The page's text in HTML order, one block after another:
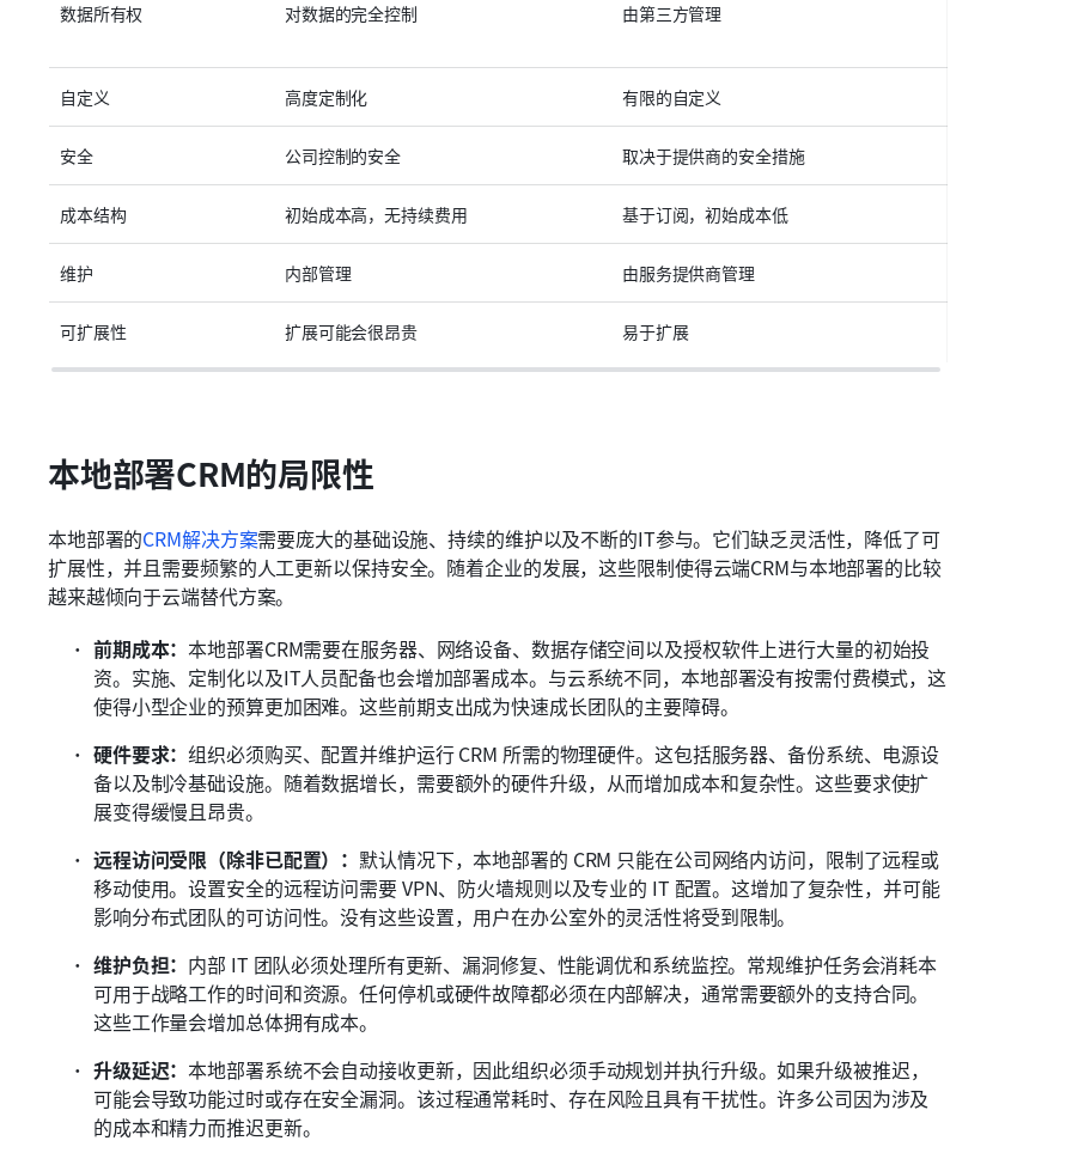
数据所有权 对数据的完全控制 由第三方管理
自定义 高度定制化 有限的自定义
安全 公司控制的安全 取决于提供商的安全措施
成本结构 初始成本高，无持续费用 基于订阅，初始成本低
维护 内部管理 由服务提供商管理
可扩展性 扩展可能会很昂贵 易于扩展
本地部署CRM的局限性
本地部署的CRM解决方案需要庞大的基础设施、持续的维护以及不断的IT参与。它们缺乏灵活性，降低了可
扩展性，并且需要频繁的人工更新以保持安全。随着企业的发展，这些限制使得云端CRM与本地部署的比较
越来越倾向于云端替代方案。
前期成本： 本地部署CRM需要在服务器、网络设备、数据存储空间以及授权软件上进行大量的初始投
资。实施、定制化以及IT人员配备也会增加部署成本。与云系统不同，本地部署没有按需付费模式，这
使得小型企业的预算更加困难。这些前期支出成为快速成长团队的主要障碍。
硬件要求： 组织必须购买、配置并维护运行 CRM 所需的物理硬件。这包括服务器、备份系统、电源设
备以及制冷基础设施。随着数据增长，需要额外的硬件升级，从而增加成本和复杂性。这些要求使扩
展变得缓慢且昂贵。
远程访问受限（除非已配置）： 默认情况下，本地部署的 CRM 只能在公司网络内访问，限制了远程或
移动使用。设置安全的远程访问需要 VPN、防火墙规则以及专业的 IT 配置。这增加了复杂性，并可能
影响分布式团队的可访问性。没有这些设置，用户在办公室外的灵活性将受到限制。
维护负担： 内部 IT 团队必须处理所有更新、漏洞修复、性能调优和系统监控。常规维护任务会消耗本
可用于战略工作的时间和资源。任何停机或硬件故障都必须在内部解决，通常需要额外的支持合同。
这些工作量会增加总体拥有成本。
升级延迟： 本地部署系统不会自动接收更新，因此组织必须手动规划并执行升级。如果升级被推迟，
可能会导致功能过时或存在安全漏洞。该过程通常耗时、存在风险且具有干扰性。许多公司因为涉及
的成本和精力而推迟更新。